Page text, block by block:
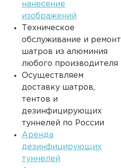
нанесение
изображений
Техническое
обслуживание и ремонт
шатров из алюминия
любого производителя
Осуществляем
доставку шатров,
тентов и
дезинфицирующих
туннелей по России
Аренда
дезинфицирующих
туннелей